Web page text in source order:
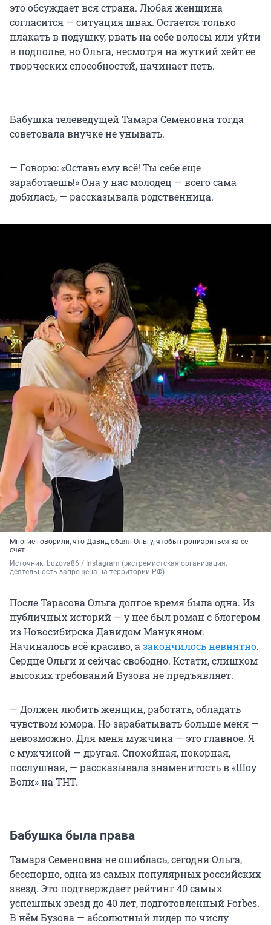
это обсуждает вся страна. Любая женщина
согласится — ситуация швах. Остается только
плакать в подушку, рвать на себе волосы или уйти
в подполье, но Ольга, несмотря на жуткий хейт ее
творческих способностей, начинает петь.
Бабушка телеведущей Тамара Семеновна тогда
советовала внучке не унывать.
— Говорю: «Оставь ему всё! Ты себе еще
заработаешь!» Она у нас молодец — всего сама
добилась, — рассказывала родственница.
Многие говорили, что Давид обаял Ольгу, чтобы пропиариться за ее
счет
Источник: buzova86 / Instagram (экстремистская организация,
деятельность запрещена на территории РФ)
После Тарасова Ольга долгое время была одна. Из
публичных историй — у нее был роман с блогером
из Новосибирска Давидом Манукяном.
Начиналось всё красиво, азакончилось невнятно.
Сердце Ольги и сейчас свободно. Кстати, слишком
высоких требований Бузова не предъявляет.
— Должен любить женщин, работать, обладать
чувством юмора. Но зарабатывать больше меня —
невозможно. Для меня мужчина — это главное. Я
с мужчиной — другая. Спокойная, покорная,
послушная, — рассказывала знаменитость в «Шоу
Воли» на ТНТ.
Бабушка была права
Тамара Семеновна не ошиблась, сегодня Ольга,
бесспорно, одна из самых популярных российских
звезд. Это подтверждает рейтинг 40 самых
успешных звезд до 40 лет, подготовленный Forbes.
В нём Бузова — абсолютный лидер по числу